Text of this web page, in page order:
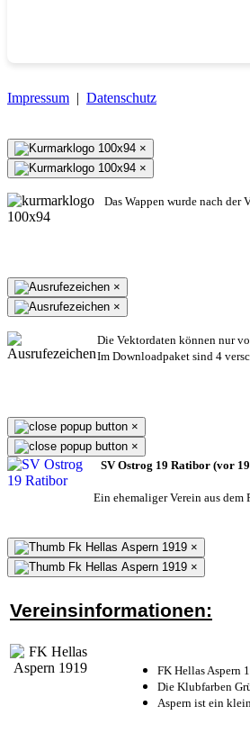
Impressum | Datenschutz
×
×
Das Wappen wurde nach der
×
×
Die Vektordaten können nur
Im Downloadpaket sind 4
×
×
SV Ostrog 19 Ratibor (vor
Ein ehemaliger Verein aus dem
×
×
Vereinsinformationen:
FK Hellas Aspern
Die Klubfarben
Aspern ist ein